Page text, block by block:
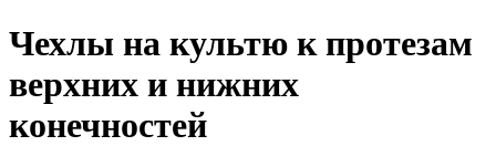
Чехлы на культю к протезам
верхних и нижних
конечностей